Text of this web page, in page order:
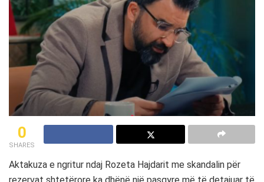
0
SHARES
Aktakuza e ngritur ndaj Rozeta Hajdarit me skandalin për